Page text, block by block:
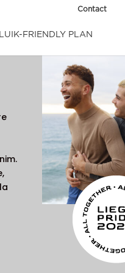
Contact
FRIENDLY PLAN